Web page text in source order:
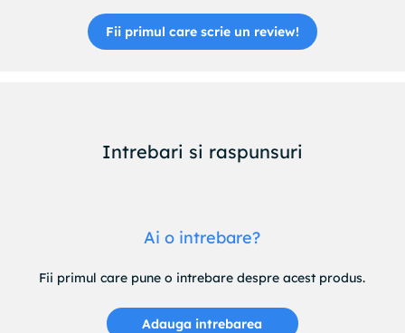
Fii primul care scrie un review!
Intrebari si raspunsuri
Ai o intrebare?
Fii primul care pune o intrebare despre acest produs.
Adauga intrebarea